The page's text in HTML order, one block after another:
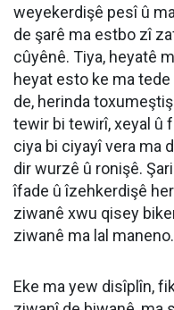
weyekerdişê pesî û
de şarê ma estbo zî
cûyênê. Tiya, heyatê
heyat esto ke ma
de, herinda
tewir bi tewirî, xeyal û
ciya bi ciyayî vera ma
dir wurzê û ronişê.
îfade û îzehkerdişê
ziwanê xwu qisey
ziwanê ma lal maneno.
Eke ma yew disîplîn,